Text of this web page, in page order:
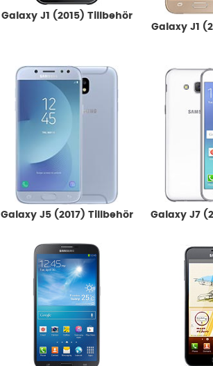
Galaxy J1 (2015) Tillbehör
Galaxy J1
Galaxy J5 (2017) Tillbehör Galaxy J7